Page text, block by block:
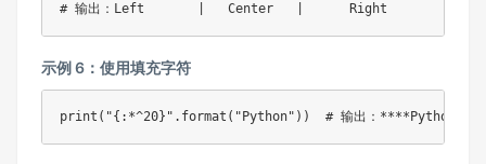
# 输出：Left       |   Center   |      Right
示例 6：使用填充字符
print ( "{:*^20}" . format ( "Python" ) ) # 输出：****Python****